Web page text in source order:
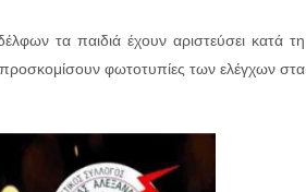
τα παιδιά έχουν αριστεύσει κατά τη
φωτοτυπίες των ελέγχων στα